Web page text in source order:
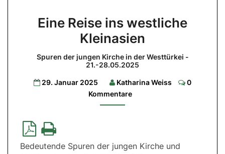
Reise
ins
westliche
Kleinasien
Spuren
der
jungen
Eine Reise ins westliche
Kleinasien
Spuren der jungen Kirche in der Westtürkei -
21.-28.05.2025
29. Januar 2025 Katharina Weiss Comments
0
Kommentare
Bedeutende Spuren der jungen Kirche und